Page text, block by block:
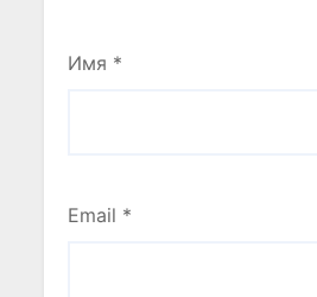
Имя *
Email *